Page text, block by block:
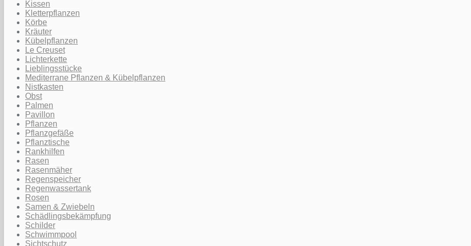
Kissen
Kletterpflanzen
Körbe
Kräuter
Kübelpflanzen
Le Creuset
Lichterkette
Lieblingsstücke
Mediterrane Pflanzen & Kübelpflanzen
Nistkasten
Obst
Palmen
Pavillon
Pflanzen
Pflanzgefäße
Pflanztische
Rankhilfen
Rasen
Rasenmäher
Regenspeicher
Regenwassertank
Rosen
Samen & Zwiebeln
Schädlingsbekämpfung
Schilder
Schwimmpool
Sichtschutz